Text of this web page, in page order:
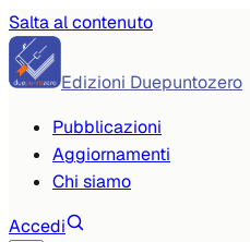
Salta al contenuto
Edizioni Duepuntozero
Pubblicazioni
Aggiornamenti
Chi siamo
Accedi